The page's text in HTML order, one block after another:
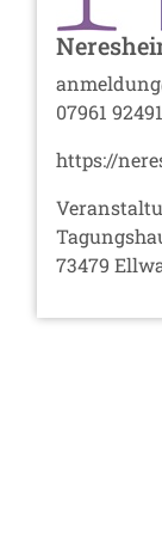
07961
https://
73479